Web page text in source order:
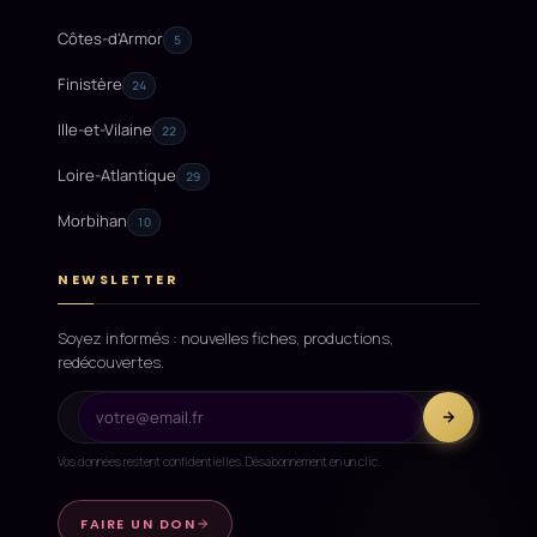
Côtes-d'Armor 5
Finistère 24
Ille-et-Vilaine 22
Loire-Atlantique 29
Morbihan 10
NEWSLETTER
Soyez informés : nouvelles fiches, productions,
redécouvertes.
Vos données restent confidentielles. Désabonnement en un clic.
FAIRE UN DON